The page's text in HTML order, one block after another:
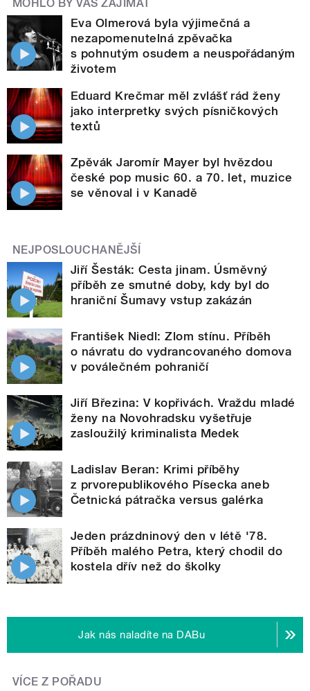
MOHLO BY VÁS ZAJÍMAT
Eva Olmerová byla výjimečná a
nezapomenutelná zpěvačka
s pohnutým osudem a neuspořádaným
životem
Eduard Krečmar měl zvlášť rád ženy
jako interpretky svých písničkových
textů
Zpěvák Jaromír Mayer byl hvězdou
české pop music 60. a 70. let, muzice
se věnoval i v Kanadě
NEJPOSLOUCHANĚJŠÍ
Jiří Šesták: Cesta jinam. Úsměvný
příběh ze smutné doby, kdy byl do
hraniční Šumavy vstup zakázán
František Niedl: Zlom stínu. Příběh
o návratu do vydrancovaného domova
v poválečném pohraničí
Jiří Březina: V kopřivách. Vraždu mladé
ženy na Novohradsku vyšetřuje
zasloužilý kriminalista Medek
Ladislav Beran: Krimi příběhy
z prvorepublikového Písecka aneb
Četnická pátračka versus galérka
Jeden prázdninový den v létě '78.
Příběh malého Petra, který chodil do
kostela dřív než do školky
Jak nás naladíte na DABu
VÍCE Z POŘADU